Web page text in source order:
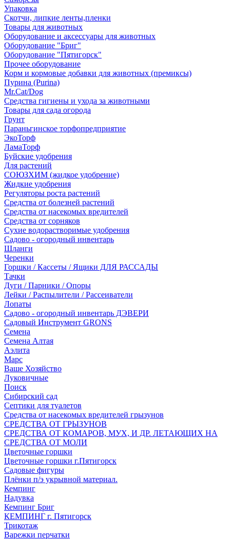
Упаковка
Скотчи, липкие ленты,пленки
Товары для животных
Оборудование и аксессуары для животных
Оборудование "Бриг"
Оборудование "Пятигорск"
Прочее оборудование
Корм и кормовые добавки для животных (премиксы)
Пурина (Purina)
Mr.Cat/Dog
Средства гигиены и ухода за животными
Товары для сада огорода
Грунт
Параньгинское торфопредприятие
ЭкоТорф
ЛамаТорф
Буйские удобрения
Для растений
СОЮЗХИМ (жидкое удобрение)
Жидкие удобрения
Регуляторы роста растений
Средства от болезней растений
Средства от насекомых вредителей
Средства от сорняков
Сухие водорастворимые удобрения
Садово - огородный инвентарь
Шланги
Черенки
Горшки / Кассеты / Ящики ДЛЯ РАССАДЫ
Тачки
Дуги / Парники / Опоры
Лейки / Распылители / Рассеиватели
Лопаты
Садово - огородный инвентарь ДЭВЕРИ
Садовый Инструмент GRONS
Семена
Семена Алтая
Аэлита
Марс
Ваше Хозяйство
Луковичные
Поиск
Сибирский сад
Септики для туалетов
Средства от насекомых вредителей грызунов
СPEДСТВА ОТ ГРЫЗУНОВ
СРЕДСТВА ОТ КОМАРОВ, МУХ, И ДР. ЛЕТАЮЩИХ НА
СРЕДСТВА ОТ МОЛИ
Цветочные горшки
Цветочные горшки г.Пятигорск
Садовые фигуры
Плёнки п/э укрывной материал.
Кемпинг
Надувка
Кемпинг Бриг
КЕМПИНГ г. Пятигорск
Трикотаж
Варежки перчатки